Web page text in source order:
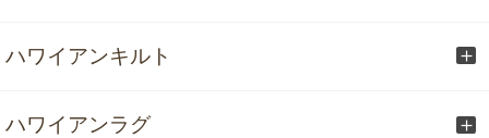
ハワイアンキルト
ハワイアンラグ